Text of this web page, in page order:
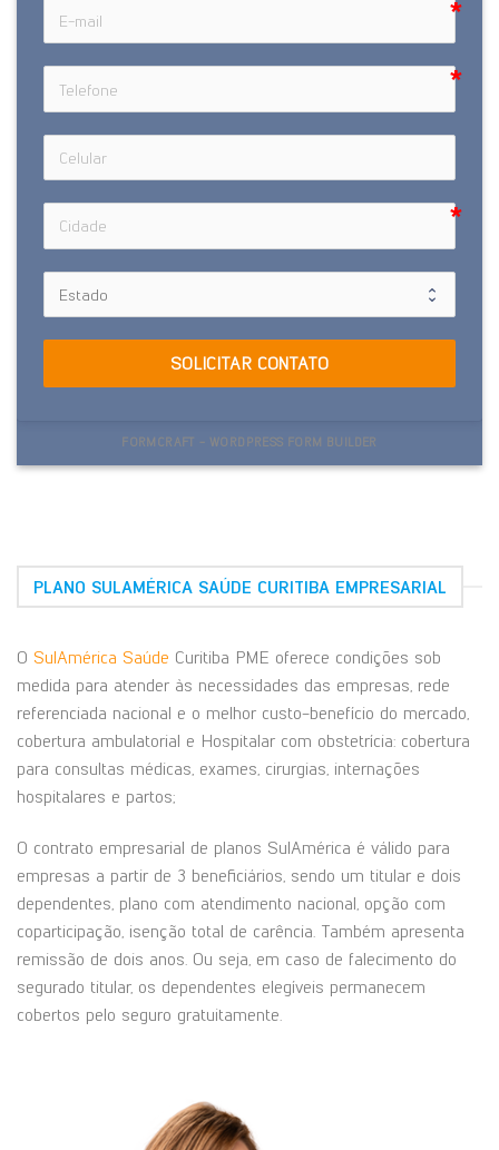
SOLICITAR CONTATO
FORMCRAFT - WORDPRESS FORM BUILDER
PLANO SULAMÉRICA SAÚDE CURITIBA EMPRESARIAL
O SulAmérica Saúde Curitiba PME oferece condições sob
medida para atender às necessidades das empresas, rede
referenciada nacional e o melhor custo-benefício do mercado,
cobertura ambulatorial e Hospitalar com obstetrícia: cobertura
para consultas médicas, exames, cirurgias, internações
hospitalares e partos;
O contrato empresarial de planos SulAmérica é válido para
empresas a partir de 3 beneficiários, sendo um titular e dois
dependentes, plano com atendimento nacional, opção com
coparticipação, isenção total de carência. Também apresenta
remissão de dois anos. Ou seja, em caso de falecimento do
segurado titular, os dependentes elegíveis permanecem
cobertos pelo seguro gratuitamente.